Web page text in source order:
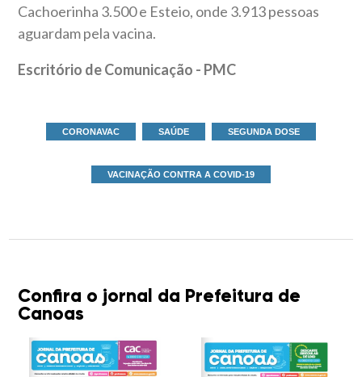
Cachoerinha 3.500 e Esteio, onde 3.913 pessoas
aguardam pela vacina.
Escritório de Comunicação - PMC
CORONAVAC SAÚDE SEGUNDA DOSE
VACINAÇÃO CONTRA A COVID-19
Confira o jornal da Prefeitura de
Canoas